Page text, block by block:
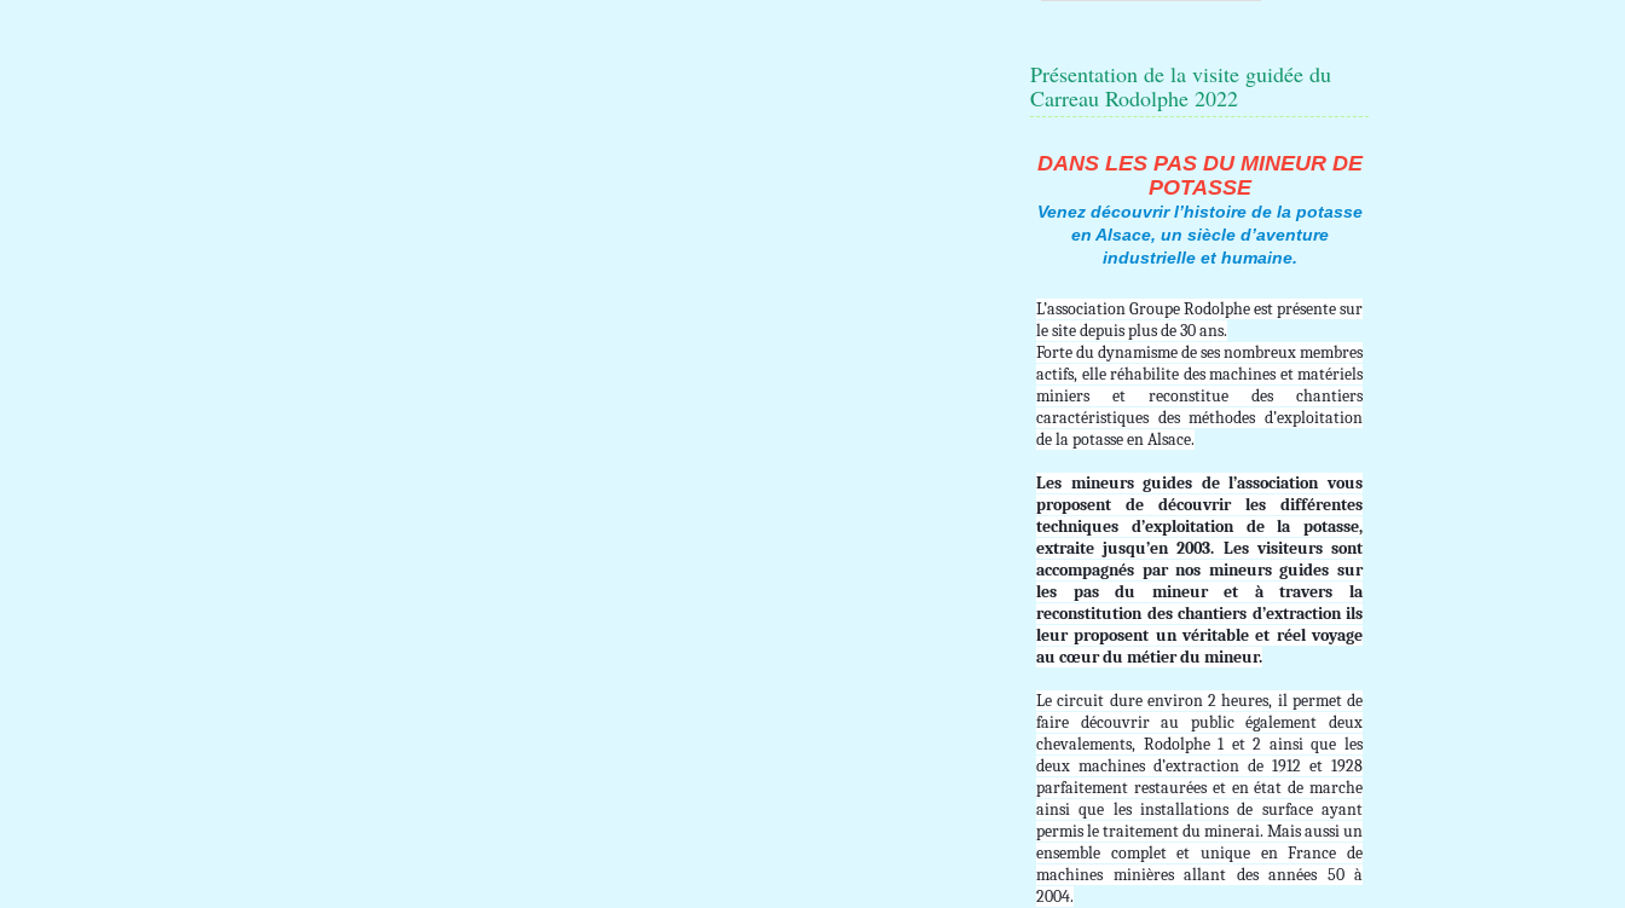
Présentation de la visite guidée du
Carreau Rodolphe 2022
DANS LES PAS DU MINEUR DE
POTASSE
Venez découvrir l’histoire de la potasse
en Alsace, un siècle d’aventure
industrielle et humaine.
L’association Groupe Rodolphe est présente sur
le site depuis plus de 30 ans.
Forte du dynamisme de ses nombreux membres
actifs, elle réhabilite des machines et matériels
miniers et reconstitue des chantiers
caractéristiques des méthodes d’exploitation
de la potasse en Alsace.
Les mineurs guides de l’association vous
proposent de découvrir les différentes
techniques d’exploitation de la potasse,
extraite jusqu’en 2003. Les visiteurs sont
accompagnés par nos mineurs guides sur
les pas du mineur et à travers la
reconstitution des chantiers d’extraction ils
leur proposent un véritable et réel voyage
au cœur du métier du mineur.
Le circuit dure environ 2 heures, il permet de
faire découvrir au public également deux
chevalements, Rodolphe 1 et 2 ainsi que les
deux machines d’extraction de 1912 et 1928
parfaitement restaurées et en état de marche
ainsi que les installations de surface ayant
permis le traitement du minerai. Mais aussi un
ensemble complet et unique en France de
machines minières allant des années 50 à
2004.